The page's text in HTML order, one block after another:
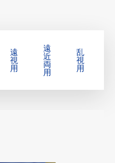
遠
視
用
遠
近
両
用
乱
視
用